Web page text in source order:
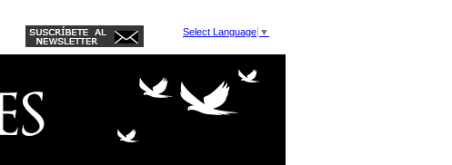
Select Language ▼